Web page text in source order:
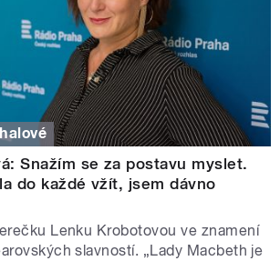
Snažím se za postavu myslet.
do každé vžít, jsem dávno
Lenku Krobotovou ve znamení
slavností. „Lady Macbeth je